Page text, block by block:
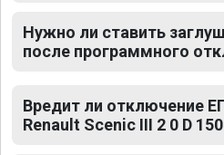
Нужно ли ставить
после программного
Вредит ли отключение
Renault Scenic III 2 0 D